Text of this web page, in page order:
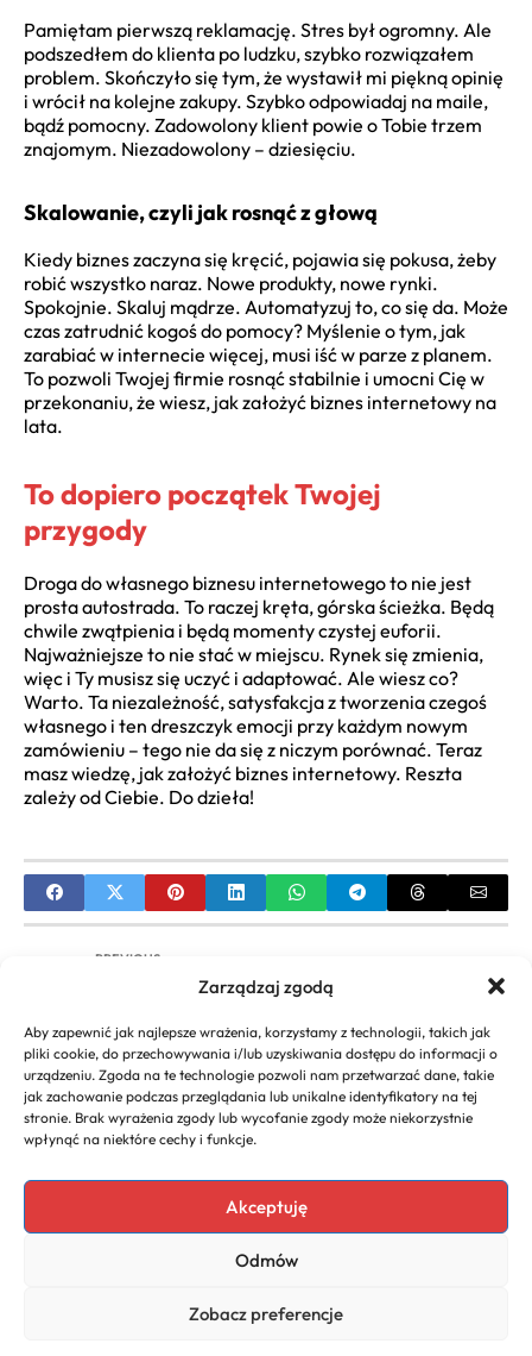
Zarządzaj zgodą
Aby zapewnić jak najlepsze wrażenia, korzystamy z technologii, takich jak
pliki cookie, do przechowywania i/lub uzyskiwania dostępu do informacji o
urządzeniu. Zgoda na te technologie pozwoli nam przetwarzać dane, takie
jak zachowanie podczas przeglądania lub unikalne identyfikatory na tej
stronie. Brak wyrażenia zgody lub wycofanie zgody może niekorzystnie
wpłynąć na niektóre cechy i funkcje.
Akceptuję
Odmów
Zobacz preferencje
Pamiętam pierwszą reklamację. Stres był ogromny. Ale
podszedłem do klienta po ludzku, szybko rozwiązałem
problem. Skończyło się tym, że wystawił mi piękną opinię
i wrócił na kolejne zakupy. Szybko odpowiadaj na maile,
bądź pomocny. Zadowolony klient powie o Tobie trzem
znajomym. Niezadowolony – dziesięciu.
Skalowanie, czyli jak rosnąć z głową
Kiedy biznes zaczyna się kręcić, pojawia się pokusa, żeby
robić wszystko naraz. Nowe produkty, nowe rynki.
Spokojnie. Skaluj mądrze. Automatyzuj to, co się da. Może
czas zatrudnić kogoś do pomocy? Myślenie o tym, jak
zarabiać w internecie więcej, musi iść w parze z planem.
To pozwoli Twojej firmie rosnąć stabilnie i umocni Cię w
przekonaniu, że wiesz, jak założyć biznes internetowy na
lata.
To dopiero początek Twojej
przygody
Droga do własnego biznesu internetowego to nie jest
prosta autostrada. To raczej kręta, górska ścieżka. Będą
chwile zwątpienia i będą momenty czystej euforii.
Najważniejsze to nie stać w miejscu. Rynek się zmienia,
więc i Ty musisz się uczyć i adaptować. Ale wiesz co?
Warto. Ta niezależność, satysfakcja z tworzenia czegoś
własnego i ten dreszczyk emocji przy każdym nowym
zamówieniu – tego nie da się z niczym porównać. Teraz
masz wiedzę, jak założyć biznes internetowy. Reszta
zależy od Ciebie. Do dzieła!
PREVIOUS
Profil Zaufany dla Przedsiębiorców: Kompletny
Przewodnik po Zakładaniu i Zastosowaniu
NEXT
Ile Wynoszą Składki ZUS 2020 dla
Przedsiębiorców? Historyczne Stawki i Zasady
Copyright 2026. All rights
Prywatności